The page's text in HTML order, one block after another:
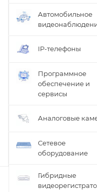
Автомобильное
IP-телефоны
Программное
обеспечение и
сервисы
Аналоговые
Сетевое
оборудование
Гибридные